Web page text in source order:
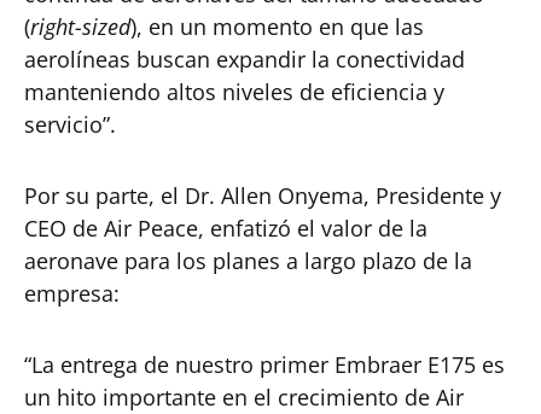
(right-sized), en un momento en que las
aerolíneas buscan expandir la conectividad
manteniendo altos niveles de eficiencia y
servicio”.
Por su parte, el Dr. Allen Onyema, Presidente y
CEO de Air Peace, enfatizó el valor de la
aeronave para los planes a largo plazo de la
empresa:
“La entrega de nuestro primer Embraer E175 es
un hito importante en el crecimiento de Air